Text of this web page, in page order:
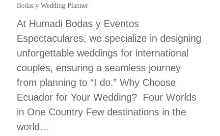
Bodas y Wedding Planner
At Humadi Bodas y Eventos
Espectaculares, we specialize in designing
unforgettable weddings for international
couples, ensuring a seamless journey
from planning to “I do.” Why Choose
Ecuador for Your Wedding? Four Worlds
in One Country Few destinations in the
world...